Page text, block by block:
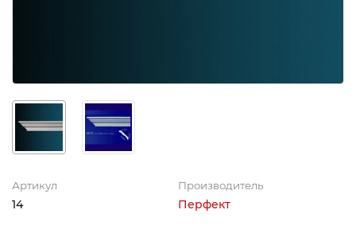
Артикул
14
Производитель
Перфект